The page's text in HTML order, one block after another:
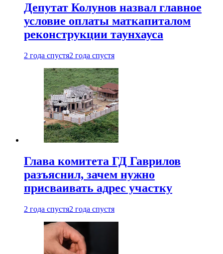
Депутат Колунов назвал главное
условие оплаты маткапиталом
реконструкции таунхауса
2 года спустя2 года спустя
Глава комитета ГД Гаврилов
разъяснил, зачем нужно
присваивать адрес участку
2 года спустя2 года спустя